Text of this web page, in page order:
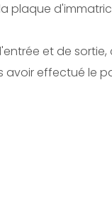
plaque
et de
avoir effectué le